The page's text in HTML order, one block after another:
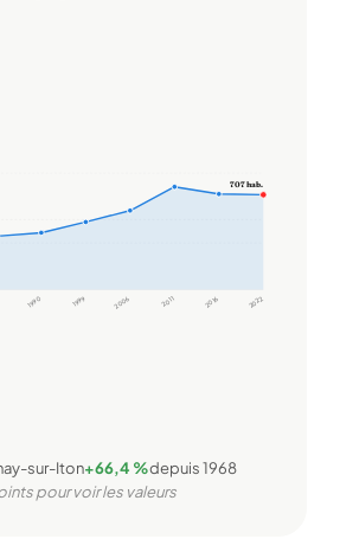
1990 1999 2006 2011 2016 2022
707 hab.
sur-Iton+66,4 %depuis 1968
pour voir les valeurs